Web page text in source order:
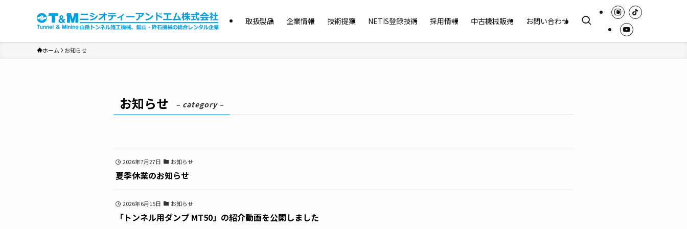
取扱製品 企業情報 技術提案 NETIS登録技術 採用情報 中古機械販売 お問い合わせ
ホーム お知らせ
お知らせ – category –
2026年7月27日 お知らせ
夏季休業のお知らせ
2026年6月15日 お知らせ
「トンネル用ダンプ MT50」の紹介動画を公開しました